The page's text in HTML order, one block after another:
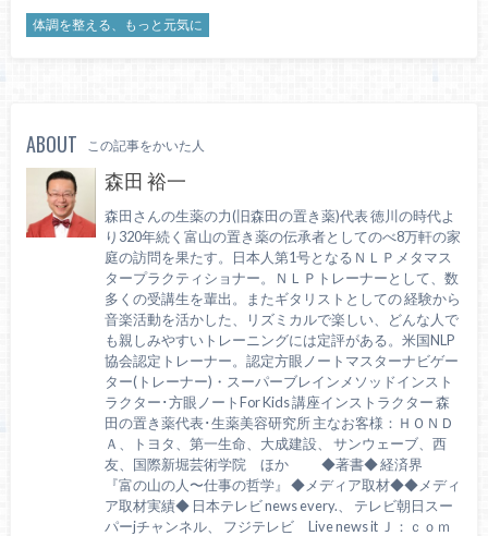
体調を整える、もっと元気に
ABOUT この記事をかいた人
森田 裕一
森田さんの生薬の力(旧森田の置き薬)代表 徳川の時代よ
り320年続く富山の置き薬の伝承者としてのべ8万軒の家
庭の訪問を果たす。日本人第1号となるＮＬＰメタマス
タープラクティショナー。ＮＬＰトレーナーとして、数
多くの受講生を輩出。またギタリストとしての 経験から
音楽活動を活かした、リズミカルで楽しい、どんな人で
も親しみやすいトレーニングには定評がある。米国NLP
協会認定トレーナー。認定方眼ノートマスターナビゲー
ター(トレーナー)・スーパーブレインメソッドインスト
ラクター･方眼ノートFor Kids 講座インストラクター 森
田の置き薬代表･生薬美容研究所 主なお客様：ＨＯＮＤ
Ａ、トヨタ、第一生命、大成建設、 サンウェーブ、西
友、国際新堀芸術学院 ほか ◆著書◆ 経済界
『富の山の人〜仕事の哲学』 ◆メディア取材◆◆メディ
ア取材実績◆ 日本テレビ news every.、 テレビ朝日スー
パーjチャンネル、 フジテレビ Live news it Ｊ：ｃｏｍ